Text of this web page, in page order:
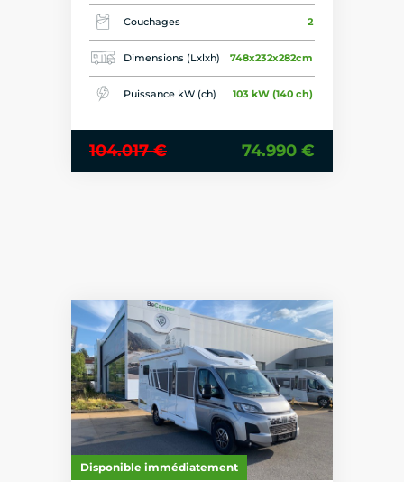
Couchages 2
Dimensions (Lxlxh) 748x232x282cm
Puissance kW (ch) 103 kW (140 ch)
104.017 € 74.990 €
Disponible immédiatement